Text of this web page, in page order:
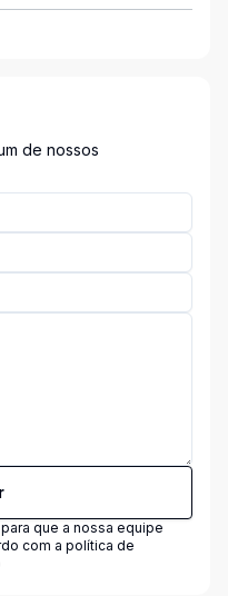
de nossos
que a nossa equipe
com a política de